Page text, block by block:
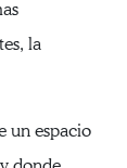
la
un espacio